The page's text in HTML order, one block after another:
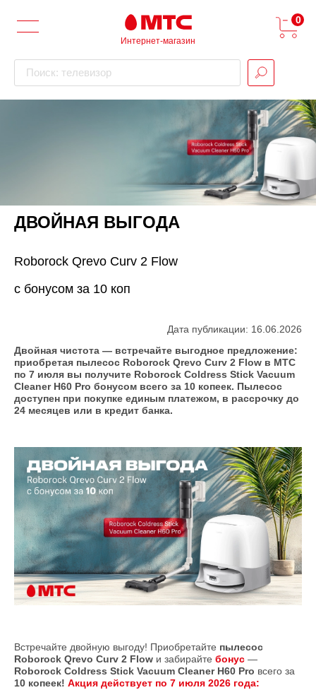
Интернет-магазин
Поиск: телевизор
0
ДВОЙНАЯ ВЫГОДА
Roborock Qrevo Curv 2 Flow
с бонусом за 10 коп
Дата публикации: 16.06.2026
Двойная чистота — встречайте выгодное предложение:
приобретая пылесос Roborock Qrevo Curv 2 Flow в МТС
по 7 июля вы получите Roborock Coldress Stick Vacuum
Cleaner H60 Pro бонусом всего за 10 копеек. Пылесос
доступен при покупке единым платежом, в рассрочку до
24 месяцев или в кредит банка.
Встречайте двойную выгоду! Приобретайте пылесос
Roborock Qrevo Curv 2 Flow и забирайте бонус —
Roborock Coldress Stick Vacuum Cleaner H60 Pro всего за
10 копеек! Акция действует по 7 июля 2026 года: